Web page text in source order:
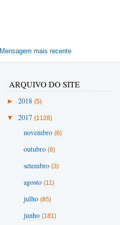
Mensagem mais recente
ARQUIVO DO SITE
► 2018 (5)
▼ 2017 (1128)
novembro (6)
outubro (8)
setembro (3)
agosto (11)
julho (85)
junho (181)